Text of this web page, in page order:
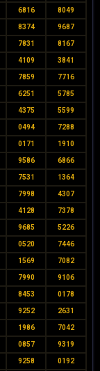
6816 8049
8374 9687
7831 8167
4109 3841
7859 7716
6251 5785
4375 5599
0494 7288
0171 1910
9586 6866
7531 1364
7998 4307
4128 7378
9685 5226
0520 7446
1569 7082
7990 9106
8453 0178
9252 2631
1986 7042
0857 9319
9258 0192